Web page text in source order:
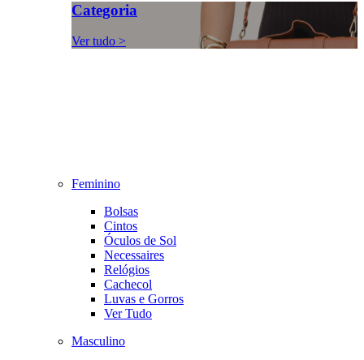
Categoria
Ver tudo >
Feminino
Bolsas
Cintos
Óculos de Sol
Necessaires
Relógios
Cachecol
Luvas e Gorros
Ver Tudo
Masculino